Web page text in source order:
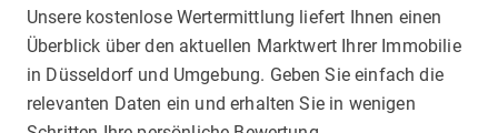
Unsere kostenlose Wertermittlung liefert Ihnen einen
Überblick über den aktuellen Marktwert Ihrer Immobilie
in Düsseldorf und Umgebung. Geben Sie einfach die
relevanten Daten ein und erhalten Sie in wenigen